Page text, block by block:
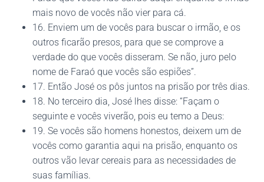
mais novo de vocês não vier para cá.
16. Enviem um de vocês para buscar o irmão, e os
outros ficarão presos, para que se comprove a
verdade do que vocês disseram. Se não, juro pelo
nome de Faraó que vocês são espiões”.
17. Então José os pôs juntos na prisão por três dias.
18. No terceiro dia, José lhes disse: “Façam o
seguinte e vocês viverão, pois eu temo a Deus:
19. Se vocês são homens honestos, deixem um de
vocês como garantia aqui na prisão, enquanto os
outros vão levar cereais para as necessidades de
suas famílias.